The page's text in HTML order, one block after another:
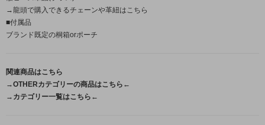
→龍頭で購入できるチェーンや革紐はこちら
■付属品
ブランド既定の桐箱orポーチ
関連商品はこちら
→OTHERカテゴリーの商品はこちら←
→カテゴリー一覧はこちら←